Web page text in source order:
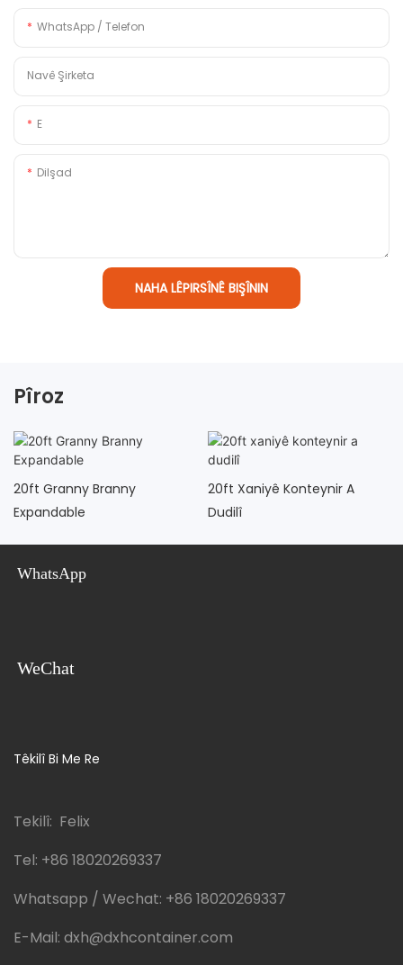
WhatsApp / Telefon
Navê Şirketa
E
Dilşad
NAHA LÊPIRSÎNÊ BIŞÎNIN
Pîroz
20ft Granny Branny
Expandable
20ft Xaniyê Konteynir A
Dudilî
WhatsApp
WeChat
Têkilî Bi Me Re
Tekilî: Felix
Tel: +86 18020269337
Whatsapp / Wechat: +86 18020269337
E-Mail: dxh@dxhcontainer.com